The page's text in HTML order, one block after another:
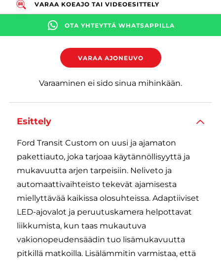
VARAA KOEAJO TAI VIDEOESITTELY
OTA YHTEYTTÄ WHATSAPPILLA
VARAA AJONEUVO
Varaaminen ei sido sinua mihinkään.
Esittely
Ford Transit Custom on uusi ja ajamaton
pakettiauto, joka tarjoaa käytännöllisyyttä ja
mukavuutta arjen tarpeisiin. Neliveto ja
automaattivaihteisto tekevät ajamisesta
miellyttävää kaikissa olosuhteissa. Adaptiiviset
LED-ajovalot ja peruutuskamera helpottavat
liikkumista, kun taas mukautuva
vakionopeudensäädin tuo lisämukavuutta
pitkillä matkoilla. Lisälämmitin varmistaa, että